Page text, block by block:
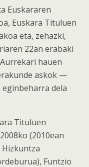
Euskararen
Euskara Tituluen
eta, zehazki,
22an erabaki
hauen
askok —
dela
Tituluen
(2010ean
Funtzio